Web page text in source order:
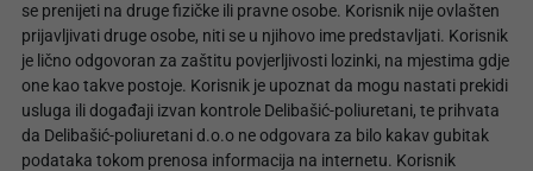
se prenijeti na druge fizičke ili pravne osobe. Korisnik nije ovlašten
prijavljivati druge osobe, niti se u njihovo ime predstavljati. Korisnik
je lično odgovoran za zaštitu povjerljivosti lozinki, na mjestima gdje
one kao takve postoje. Korisnik je upoznat da mogu nastati prekidi
usluga ili događaji izvan kontrole Delibašić-poliuretani, te prihvata
da Delibašić-poliuretani d.o.o ne odgovara za bilo kakav gubitak
podataka tokom prenosa informacija na internetu. Korisnik